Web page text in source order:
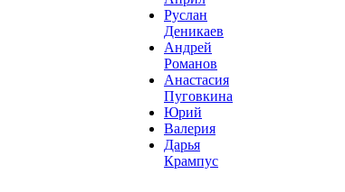
Руслан
Деникаев
Андрей
Романов
Анастасия
Пуговкина
Юрий
Валерия
Дарья
Крампус